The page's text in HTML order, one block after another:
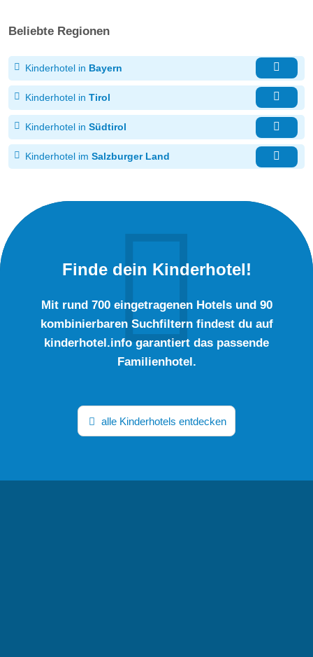
Beliebte Regionen
Kinderhotel in Bayern
Kinderhotel in Tirol
Kinderhotel in Südtirol
Kinderhotel im Salzburger Land
Finde dein Kinderhotel!
Mit rund 700 eingetragenen Hotels und 90
kombinierbaren Suchfiltern findest du auf
kinderhotel.info garantiert das passende
Familienhotel.
alle Kinderhotels entdecken